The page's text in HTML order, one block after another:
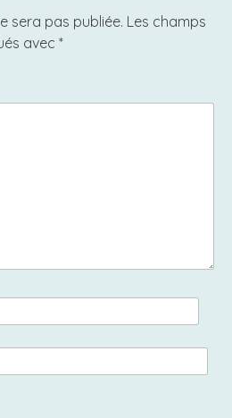
sera pas publiée. Les champs
avec *